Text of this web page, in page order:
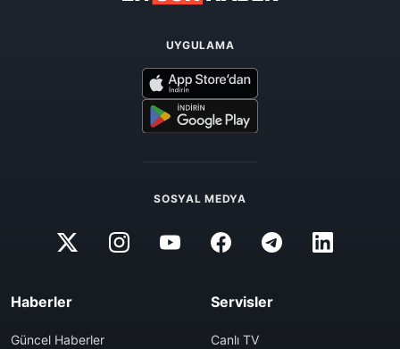
UYGULAMA
SOSYAL MEDYA
Haberler
Güncel Haberler
Servisler
Canlı TV